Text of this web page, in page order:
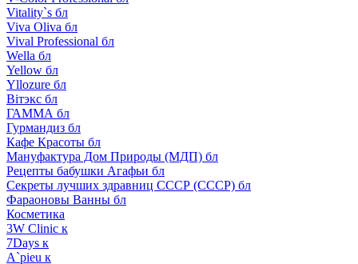
Vitality`s бл
Viva Oliva бл
Vival Professional бл
Wella бл
Yellow бл
Yllozure бл
Вiтэкс бл
ГАММА бл
Гурмандиз бл
Кафе Красоты бл
Мануфактура Дом Природы (МДП) бл
Рецепты бабушки Агафьи бл
Секреты лучших здравниц СССР (СССР) бл
Фараоновы Ванны бл
Косметика
3W Clinic к
7Days к
A`pieu к